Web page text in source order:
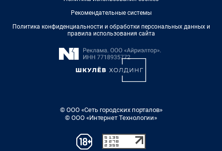
Рекомендательные системы
Политика конфиденциальности и обработки персональных данных и
правила использования сайта
© ООО «Сеть городских порталов»
© ООО «Интернет Технологии»